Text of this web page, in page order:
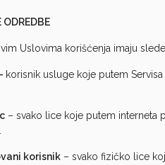
ODREDBE
Uslovima korišćenja imaju
korisnik usluge koje putem
– svako lice koje putem interneta
korisnik – svako fizičko lice